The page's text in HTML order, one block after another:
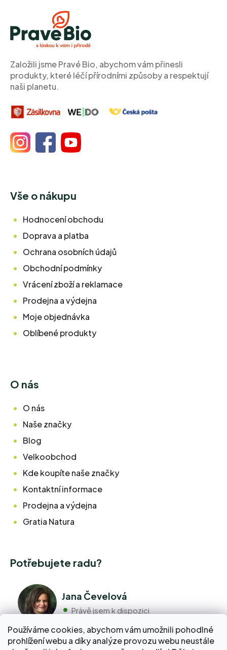
Používáme cookies, abychom vám umožnili pohodlné
prohlížení webu a díky analýze provozu webu neustále
Založili jsme Pravé Bio, abychom vám přinesli
produkty, které léčí přírodními způsoby a respektují
naši planetu.
Vše o nákupu
Hodnocení obchodu
Doprava a platba
Ochrana osobních údajů
Obchodní podmínky
Vrácení zboží a reklamace
Prodejna a výdejna
Moje objednávka
Oblíbené produkty
O nás
O nás
Naše značky
Blog
Velkoobchod
Kde koupíte naše značky
Kontaktní informace
Prodejna a výdejna
Gratia Natura
Potřebujete radu?
Jana Čevelová
Právě jsem k dispozici
+420 776 298 517